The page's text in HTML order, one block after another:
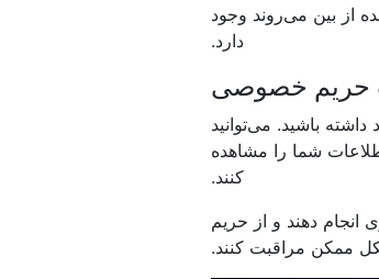
از بین می‌روند وجود
دارد.
باشید. می‌توانید
شما را مشاهده
کنند.
انجام دهند و از حریم
ممکن مراقبت کنند.